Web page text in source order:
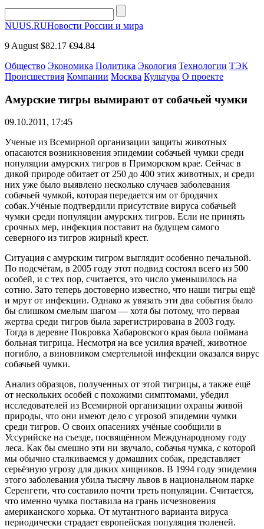
NUUS.RUНовости России и мира
9 August $82.17 €94.84
Общество Экономика Политика Экология Технологии ТЭК
Происшествия Компании Москва Культура О проекте
Амурские тигры вымирают от собачьей чумки
09.10.2011, 17:45
Ученые из Всемирной организации защиты животных
опасаются возникновения эпидемии собачьей чумки среди
популяции амурских тигров в Приморском крае. Сейчас в
дикой природе обитает от 250 до 400 этих животных, и среди
них уже было выявлено несколько случаев заболевания
собачьей чумкой, которая передается им от бродячих
собак.Учёные подтвердили присутствие вируса собачьей
чумки среди популяции амурских тигров. Если не принять
срочных мер, инфекция поставит на будущем самого
северного из тигров жирный крест.
Ситуация с амурским тигром выглядит особенно печальной.
По подсчётам, в 2005 году этот подвид состоял всего из 500
особей, и с тех пор, считается, это число уменьшилось на
сотню. Зато теперь достоверно известно, что наши тигры ещё
и мрут от инфекции. Однако ж увязать эти два события было
бы слишком смелым шагом — хотя бы потому, что первая
жертва среди тигров была зарегистрирована в 2003 году.
Тогда в деревне Покровка Хабаровского края была поймана
больная тигрица. Несмотря на все усилия врачей, животное
погибло, а виновником смертельной инфекции оказался вирус
собачьей чумки.
Анализ образцов, полученных от этой тигрицы, а также ещё
от нескольких особей с похожими симптомами, убедил
исследователей из Всемирной организации охраны живой
природы, что они имеют дело с угрозой эпидемии чумки
среди тигров. О своих опасениях учёные сообщили в
Уссурийске на съезде, посвящённом Международному году
леса. Как бы смешно эти ни звучало, собачья чумка, с которой
мы обычно сталкиваемся у домашних собак, представляет
серьёзную угрозу для диких хищников. В 1994 году эпидемия
этого заболевания убила тысячу львов в национальном парке
Серенгети, что составило почти треть популяции. Считается,
что именно чумка поставила на грань исчезновения
американского хорька. От мутантного варианта вируса
периодически страдает европейская популяция тюленей.